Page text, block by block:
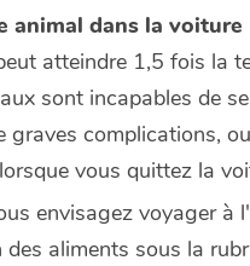
animal dans la voiture
atteindre 1,5 fois la
sont incapables de
graves complications,
vous quittez la
envisagez voyager à
aliments sous la